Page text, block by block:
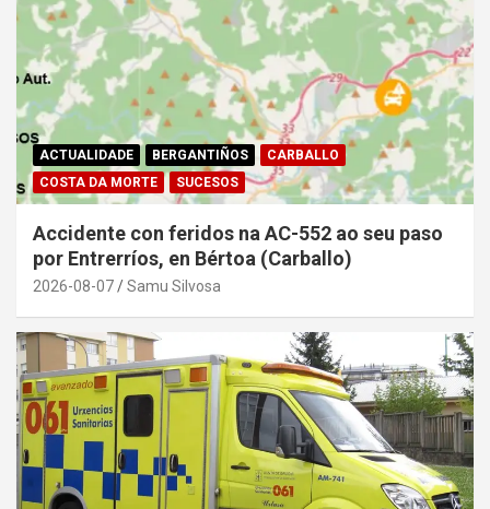
ACTUALIDADE BERGANTIÑOS
CARBALLO
COSTA DA MORTE
SUCESOS
Accidente con feridos na AC-552 ao seu paso
por Entrerríos, en Bértoa (Carballo)
2026-08-07 Samu Silvosa